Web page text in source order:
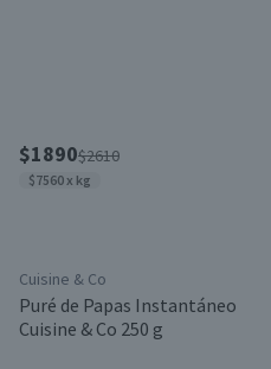
$1890$2610
$7560 x kg
Cuisine & Co
Puré de Papas Instantáneo
Cuisine & Co 250 g